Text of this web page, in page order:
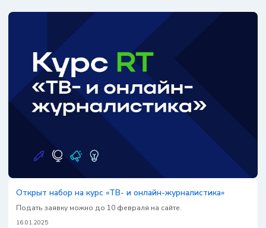
Открыт набор на курс «ТВ- и онлайн-журналистика»
Подать заявку можно до 10 февраля на сайте.
16.01.2025